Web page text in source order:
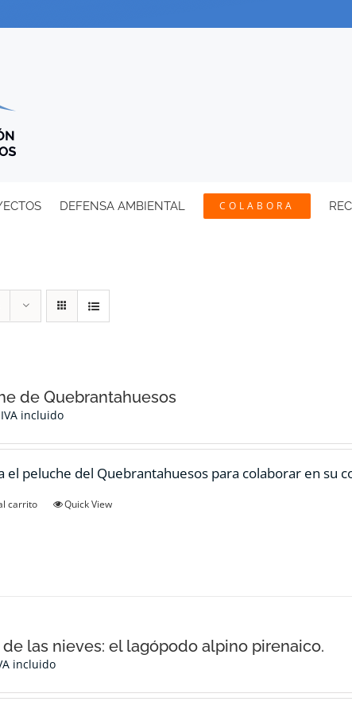
DEFENSA AMBIENTAL COLABORA
de Quebrantahuesos
IVA incluido
el peluche del Quebrantahuesos para colaborar en su
carrito Quick View
de las nieves: el lagópodo alpino pirenaico.
incluido